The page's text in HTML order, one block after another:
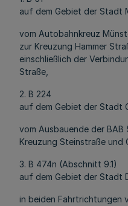
auf dem Gebiet der Stadt
vom Autobahnkreuz
zur Kreuzung Hammer
einschließlich der
Straße,
2. B 224
auf dem Gebiet der Stadt
vom Ausbauende der BAB
Kreuzung Steinstraße und
3. B 474n (Abschnitt 9.1)
auf dem Gebiet der Stadt
in beiden Fahrtrichtungen